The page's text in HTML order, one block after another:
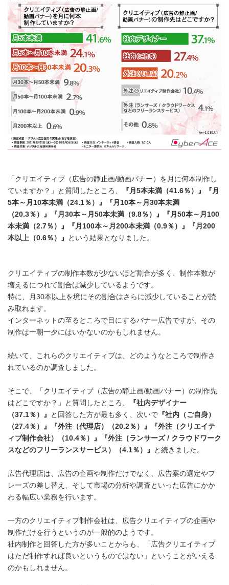
「クリエイティブ（広告の静止画/動画バナー）を月に何本制作し
ていますか？」と質問したところ、
『月 5本未満（41.6％）』『月
5本～月 10本未満（24.1％）』『月 10本～月 30本未満
（20.3％）』『月 30本～月 50本未満（9.8％）』『月 50本～月 100
本未満（2.7％）』『月 100本～月 200本未満（0.9％）』『月 200
本以上（0.6％）』 という結果となりました。
クリエイティブの制作本数が少ないほど割合が多く、制作本数が
増えるにつれて割合は減少しているようです。
特に、月30本以上を境にその割合はさらに減少していることが読
み取れます。
インターネットの至るところで目にするバナー広告ですが、その
制作は一朝一夕にはいかないのかもしれません。
続いて、これらのクリエイティブは、どのようなところで制作さ
れているのか調査しました。
そこで、「クリエイティブ（広告の静止画/動画バナー）の制作先
はどこですか？」と質問したところ、
『社内デザイナー
（37.1％）』 と回答した方が最も多く、次いで 『社内（ご自身）
（27.4％）』『外注（代理店）（20.2％）』『外注（クリエイテ
ィブ制作会社）（10.4％）』『外注（ランサーズ / クラウドワーク
スなどのフリーランスサービス）（4.1％）』 と続きました。
広告代理店は、広告の企画や制作だけでなく、広告案の選定やフ
レーズの差し替え、そして市場の分析や調査といった広告にかか
わる幅広い業務を行います。
一方のクリエイティブ制作会社は、広告クリエイティブの企画や
制作だけを行うというのが一般的のようです。
社内制作と回答した方が多いことからも、「広告クリエイティブ
はただ制作すれば良いというものではない」ということがいえる
のかもしれません。